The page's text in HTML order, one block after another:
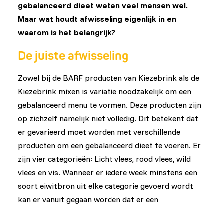
gebalanceerd dieet weten veel mensen wel.
Maar wat houdt afwisseling eigenlijk in en
waarom is het belangrijk?
De juiste afwisseling
Zowel bij de BARF producten van Kiezebrink als de
Kiezebrink mixen is variatie noodzakelijk om een
gebalanceerd menu te vormen. Deze producten zijn
op zichzelf namelijk niet volledig. Dit betekent dat
er gevarieerd moet worden met verschillende
producten om een gebalanceerd dieet te voeren. Er
zijn vier categorieën: Licht vlees, rood vlees, wild
vlees en vis. Wanneer er iedere week minstens een
soort eiwitbron uit elke categorie gevoerd wordt
kan er vanuit gegaan worden dat er een